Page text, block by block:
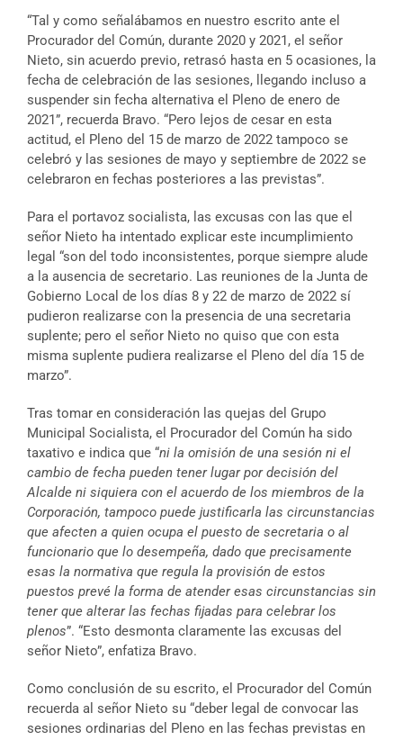
“Tal y como señalábamos en nuestro escrito ante el
Procurador del Común, durante 2020 y 2021, el señor
Nieto, sin acuerdo previo, retrasó hasta en 5 ocasiones, la
fecha de celebración de las sesiones, llegando incluso a
suspender sin fecha alternativa el Pleno de enero de
2021”, recuerda Bravo. “Pero lejos de cesar en esta
actitud, el Pleno del 15 de marzo de 2022 tampoco se
celebró y las sesiones de mayo y septiembre de 2022 se
celebraron en fechas posteriores a las previstas”.
Para el portavoz socialista, las excusas con las que el
señor Nieto ha intentado explicar este incumplimiento
legal “son del todo inconsistentes, porque siempre alude
a la ausencia de secretario. Las reuniones de la Junta de
Gobierno Local de los días 8 y 22 de marzo de 2022 sí
pudieron realizarse con la presencia de una secretaria
suplente; pero el señor Nieto no quiso que con esta
misma suplente pudiera realizarse el Pleno del día 15 de
marzo”.
Tras tomar en consideración las quejas del Grupo
Municipal Socialista, el Procurador del Común ha sido
taxativo e indica que “ni la omisión de una sesión ni el
cambio de fecha pueden tener lugar por decisión del
Alcalde ni siquiera con el acuerdo de los miembros de la
Corporación, tampoco puede justificarla las circunstancias
que afecten a quien ocupa el puesto de secretaria o al
funcionario que lo desempeña, dado que precisamente
esas la normativa que regula la provisión de estos
puestos prevé la forma de atender esas circunstancias sin
tener que alterar las fechas fijadas para celebrar los
plenos”. “Esto desmonta claramente las excusas del
señor Nieto”, enfatiza Bravo.
Como conclusión de su escrito, el Procurador del Común
recuerda al señor Nieto su “deber legal de convocar las
sesiones ordinarias del Pleno en las fechas previstas en